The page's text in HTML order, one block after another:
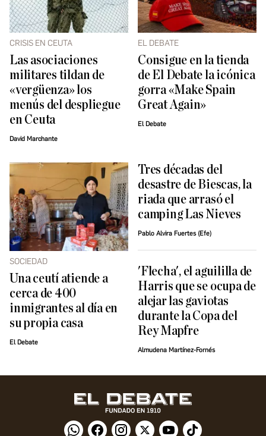
CRISIS EN CEUTA
Las asociaciones
militares tildan de
«vergüenza» los
menús del despliegue
en Ceuta
David Marchante
EL DEBATE
Consigue en la tienda
de El Debate la icónica
gorra «Make Spain
Great Again»
El Debate
SOCIEDAD
Una ceutí atiende a
cerca de 400
inmigrantes al día en
su propia casa
El Debate
Tres décadas del
desastre de Biescas, la
riada que arrasó el
camping Las Nieves
Pablo Alvira Fuertes (Efe)
'Flecha', el aguililla de
Harris que se ocupa de
alejar las gaviotas
durante la Copa del
Rey Mapfre
Almudena Martínez-Fornés